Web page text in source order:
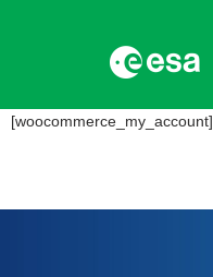
[woocommerce_my_account]